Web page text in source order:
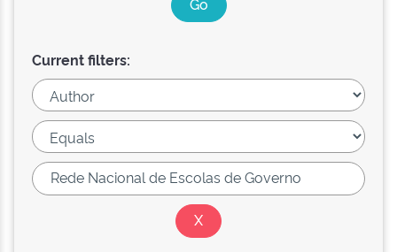
Current filters: